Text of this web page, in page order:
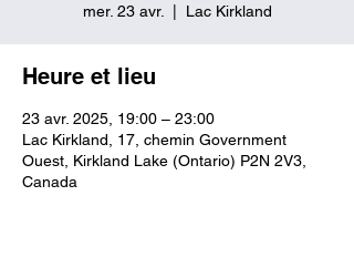
mer. 23 avr. Lac Kirkland
Heure et lieu
23 avr. 2025, 19:00 – 23:00
Lac Kirkland, 17, chemin Government
Ouest, Kirkland Lake (Ontario) P2N 2V3,
Canada